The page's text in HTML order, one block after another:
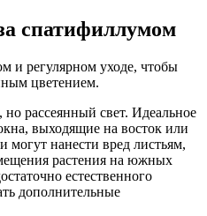
спатифиллумом
и регулярном уходе, чтобы
цветением.
но рассеянный свет. Идеальное
выходящие на восток или
могут нанести вред листьям,
растения на южных
естественного
дополнительные